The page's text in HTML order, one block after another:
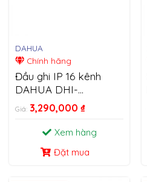
DAHUA
Chính hãng
Đầu ghi IP 16 kênh
DAHUA DHI-
NVR4116HS-4KS2/L
Giá: 3,290,000 ₫
Xem hàng
Đặt mua